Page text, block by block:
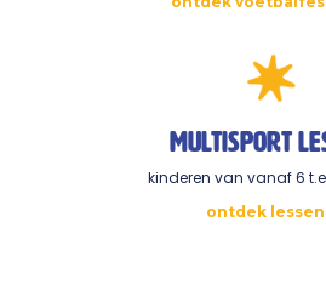
multisport
kinderen van vanaf 6
ontdek lessen